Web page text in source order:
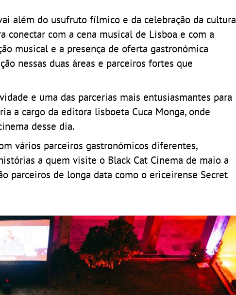
além do usufruto fílmico e da celebração da cultura
com a cena musical de Lisboa e com a
musical e a presença de oferta gastronómica
nessas duas áreas e parceiros fortes que
e uma das parcerias mais entusiasmantes para
a cargo da editora lisboeta Cuca Monga, onde
desse dia.
vários parceiros gastronómicos diferentes,
a quem visite o Black Cat Cinema de maio a
parceiros de longa data como o ericeirense Secret